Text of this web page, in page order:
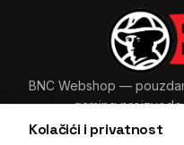
Kolačići i privatnost
BNC Webshop —
gaming